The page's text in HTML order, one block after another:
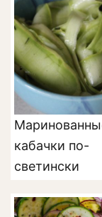
кабачки по-
светински